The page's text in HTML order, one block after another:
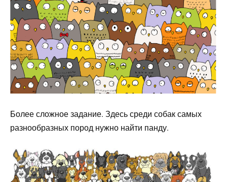
Более сложное задание. Здесь среди собак самых
разнообразных пород нужно найти панду.